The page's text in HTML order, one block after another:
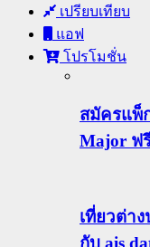
เปรียบเทียบ
แอฟ
โปรโมชั่น
สมัครแพ็
Major ฟ
เที่ยวต่า